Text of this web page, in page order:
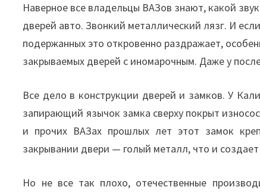
Наверное все владельцы ВАЗов знают, какой
дверей авто. Звонкий металлический лязг. И
подержанных это откровенно раздражает,
закрываемых дверей с иномарочным. Даже у
Все дело в конструкции дверей и замков. У
запирающий язычок замка сверху покрыт
и прочих ВАЗах прошлых лет этот замок
закрывании двери — голый металл, что и
Но не все так плохо, отечественные